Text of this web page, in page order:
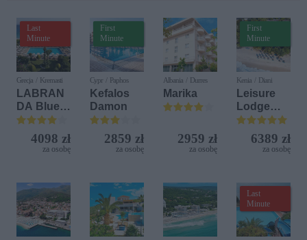
Last
Minute
Grecja / Kremasti
LABRAN
DA Blue
Bay
Resort
4098 zł
za osobę
First
Minute
Cypr / Paphos
Kefalos
Damon
2859 zł
za osobę
Albania / Durres
Marika
2959 zł
za osobę
First
Minute
Kenia / Diani
Leisure
Lodge
Beach &
Golf
Resort by
6389 zł
za osobę
Last
Minute